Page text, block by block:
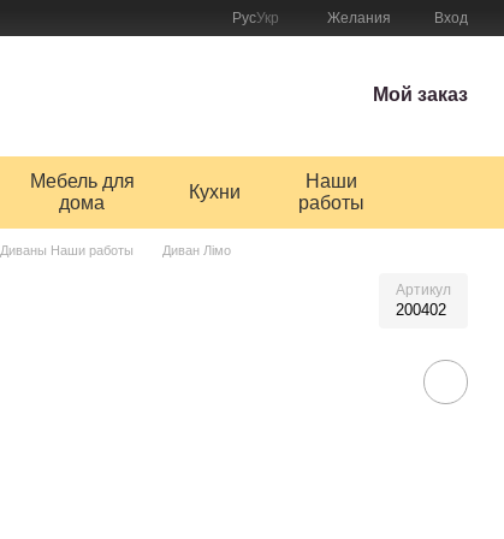
РусУкр Желания Вход
Мой заказ
Мебель для
дома
Кухни
Наши
работы
Диваны Наши работы Диван Лімо
Артикул
200402